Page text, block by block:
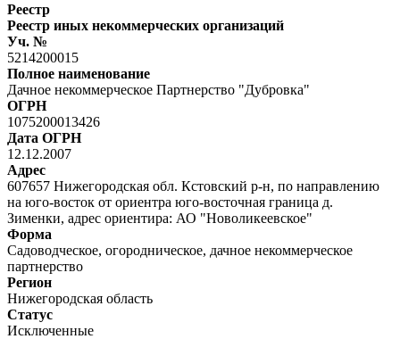
Реестр
Реестр иных некоммерческих организаций
Уч. №
5214200015
Полное наименование
Дачное некоммерческое Партнерство "Дубровка"
ОГРН
1075200013426
Дата ОГРН
12.12.2007
Адрес
607657 Нижегородская обл. Кстовский р-н, по направлению
на юго-восток от ориентра юго-восточная граница д.
Зименки, адрес ориентира: АО "Новоликеевское"
Форма
Садоводческое, огородническое, дачное некоммерческое
партнерство
Регион
Нижегородская область
Статус
Исключенные